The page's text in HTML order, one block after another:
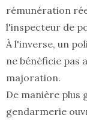
rémunération
l'inspecteur de
À l'inverse, un
ne bénéficie pas
majoration.
De manière plus
gendarmerie